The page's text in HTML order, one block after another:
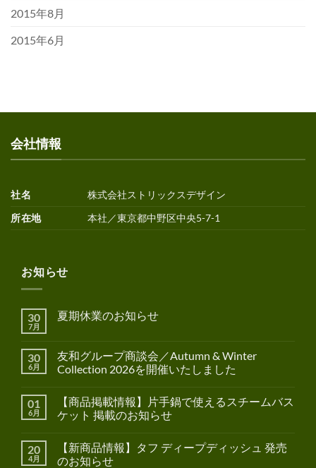
2015年8月
2015年6月
会社情報
社名
株式会社ストリックスデザイン
所在地
本社／東京都中野区中央5-7-1
お知らせ
30
7月
夏期休業のお知らせ
30
6月
友和グループ商談会／Autumn & Winter
Collection 2026を開催いたしました
01
6月
【商品掲載情報】片手鍋で使えるスチームバス
ケット 掲載のお知らせ
20
4月
【新商品情報】タフ ディープディッシュ 発売
のお知らせ